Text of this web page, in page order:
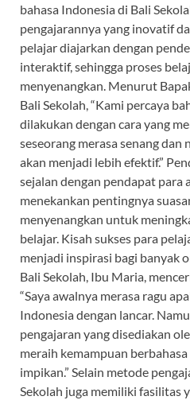
bahasa Indonesia di Bali
pengajarannya yang inovatif
pelajar diajarkan dengan
interaktif, sehingga proses
menyenangkan. Menurut
Bali Sekolah, “Kami percaya
dilakukan dengan cara yang
seseorang merasa senang dan
akan menjadi lebih efektif.”
sejalan dengan pendapat para
menekankan pentingnya
menyenangkan untuk
belajar. Kisah sukses para
menjadi inspirasi bagi banyak
Bali Sekolah, Ibu Maria,
“Saya awalnya merasa ragu
Indonesia dengan lancar.
pengajaran yang disediakan
meraih kemampuan
impikan.” Selain metode
Sekolah juga memiliki fasilitas